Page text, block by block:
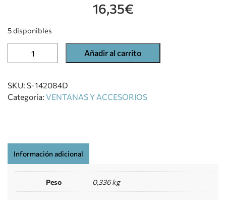
16,35€
5 disponibles
Añadir al carrito
SKU: S-142084D
Categoría: VENTANAS Y ACCESORIOS
Información adicional
Peso 0,336 kg